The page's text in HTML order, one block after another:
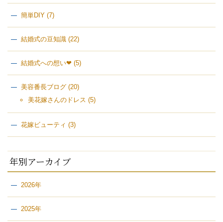
簡単DIY(7)
結婚式の豆知識(22)
結婚式への想い❤(5)
美容番長ブログ(20)
美花嫁さんのドレス (5)
花嫁ビューティ (3)
年別アーカイブ
2026年
2025年